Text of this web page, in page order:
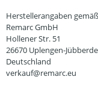
Herstellerangaben
Remarc GmbH
Hollener Str. 51
26670 Uplengen-Jübberde
Deutschland
verkauf@remarc.eu